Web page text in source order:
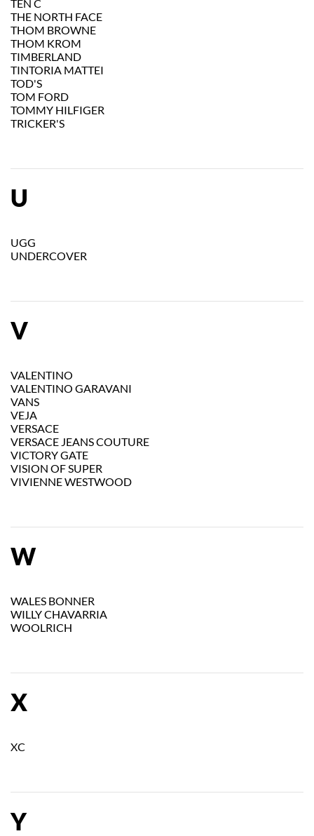
TEN C
THE NORTH FACE
THOM BROWNE
THOM KROM
TIMBERLAND
TINTORIA MATTEI
TOD'S
TOM FORD
TOMMY HILFIGER
TRICKER'S
U
UGG
UNDERCOVER
V
VALENTINO
VALENTINO GARAVANI
VANS
VEJA
VERSACE
VERSACE JEANS COUTURE
VICTORY GATE
VISION OF SUPER
VIVIENNE WESTWOOD
W
WALES BONNER
WILLY CHAVARRIA
WOOLRICH
X
XC
Y